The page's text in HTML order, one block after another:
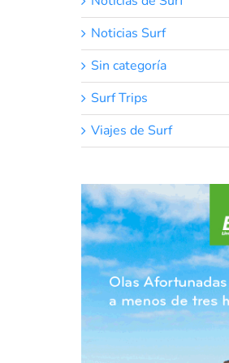
Noticias Surf
Sin categoría
Surf Trips
Viajes de Surf